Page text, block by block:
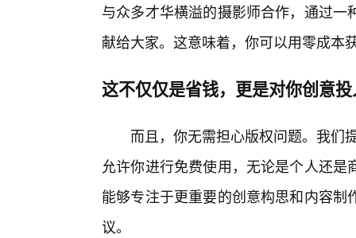
与众多才华横溢的摄影师合作，通过
献给大家。这意味着，你可以用零成本
这不仅仅是省钱，更是对你创意
而且，你无需担心版权问题。我们
允许你进行免费使用，无论是个人还
能够专注于更重要的创意构思和内容
议。